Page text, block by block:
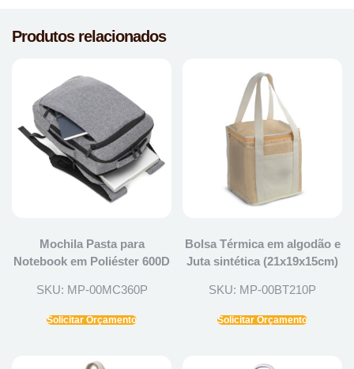
Produtos relacionados
Mochila Pasta para
Notebook em Poliéster 600D
SKU: MP-00MC360P
Solicitar Orçamento
Bolsa Térmica em algodão e
Juta sintética (21x19x15cm)
SKU: MP-00BT210P
Solicitar Orçamento